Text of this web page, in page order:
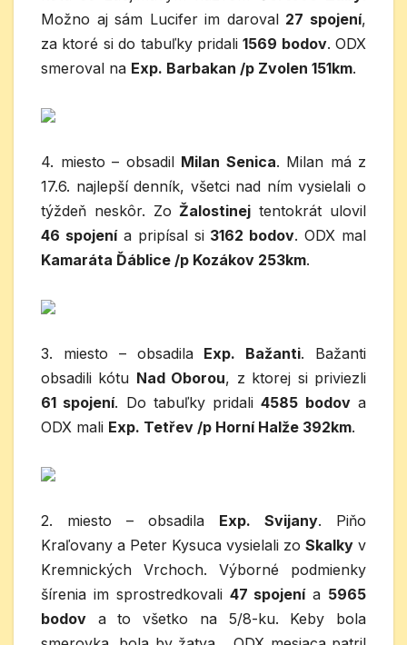
Možno aj sám Lucifer im daroval 27 spojení,
za ktoré si do tabuľky pridali1569 bodov. ODX
smeroval na Exp. Barbakan /p Zvolen 151km.
4. miesto – obsadil Milan Senica. Milan má z
17.6. najlepší denník, všetci nad ním vysielali o
týždeň neskôr. ZoŽalostinej tentokrát ulovil
46 spojenía pripísal si 3162 bodov. ODX mal
Kamaráta Ďáblice /p Kozákov 253km.
3. miesto – obsadila Exp. Bažanti. Bažanti
obsadili kótu Nad Oborou, z ktorej si priviezli
61 spojení. Do tabuľky pridali4585 bodova
ODX mali Exp. Tetřev /p Horní Halže 392km.
2. miesto – obsadila Exp. Svijany. Piňo
Kraľovany a Peter Kysuca vysielali zo Skalky v
Kremnických Vrchoch. Výborné podmienky
šírenia im sprostredkovali 47 spojenía 5965
bodov a to všetko na 5/8-ku. Keby bola